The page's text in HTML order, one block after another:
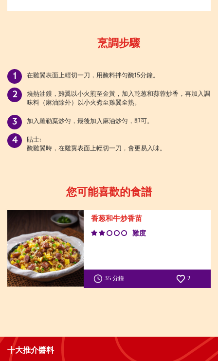
烹調步驟
在雞翼表面上輕切一刀，用醃料拌匀醃15分鐘。
燒熱油鑊，雞翼以小火煎至金黃，加入乾葱和蒜蓉炒香，再加入調
味料（麻油除外）以小火煮至雞翼全熟。
加入羅勒葉炒匀，最後加入麻油炒匀，即可。
貼士:
醃雞翼時，在雞翼表面上輕切一刀，會更易入味。
您可能喜歡的食譜
香葱和牛炒香苗
難度
35 分鐘 2
十大推介醬料